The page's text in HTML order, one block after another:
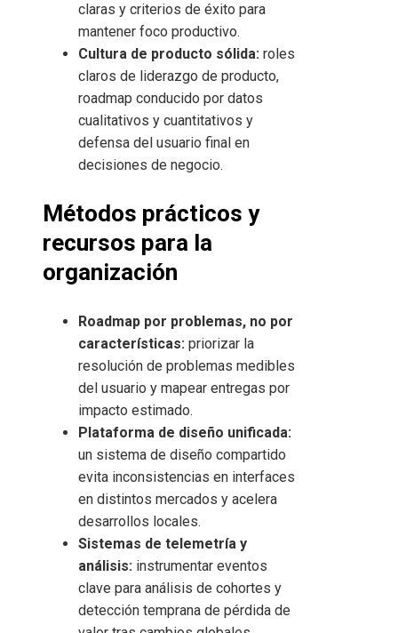
claras y criterios de éxito para
mantener foco productivo.
Cultura de producto sólida: roles
claros de liderazgo de producto,
roadmap conducido por datos
cualitativos y cuantitativos y
defensa del usuario final en
decisiones de negocio.
Métodos prácticos y
recursos para la
organización
Roadmap por problemas, no por
características: priorizar la
resolución de problemas medibles
del usuario y mapear entregas por
impacto estimado.
Plataforma de diseño unificada:
un sistema de diseño compartido
evita inconsistencias en interfaces
en distintos mercados y acelera
desarrollos locales.
Sistemas de telemetría y
análisis: instrumentar eventos
clave para análisis de cohortes y
detección temprana de pérdida de